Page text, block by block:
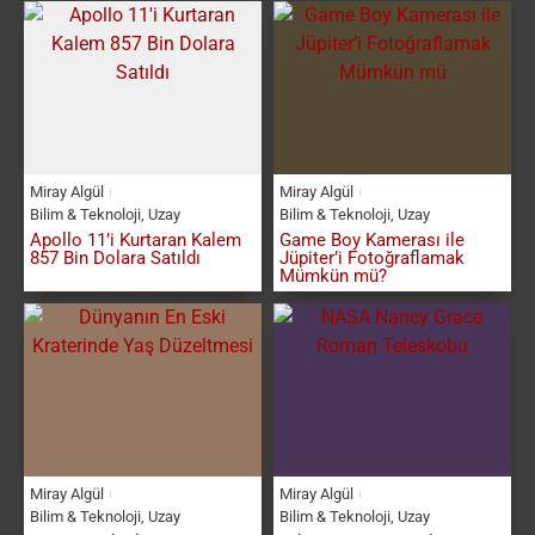
Miray Algül
Bilim & Teknoloji, Uzay
Apollo 11’i Kurtaran Kalem
857 Bin Dolara Satıldı
Miray Algül
Bilim & Teknoloji, Uzay
Game Boy Kamerası ile
Jüpiter’i Fotoğraflamak
Mümkün mü?
Miray Algül
Bilim & Teknoloji, Uzay
Miray Algül
Bilim & Teknoloji, Uzay